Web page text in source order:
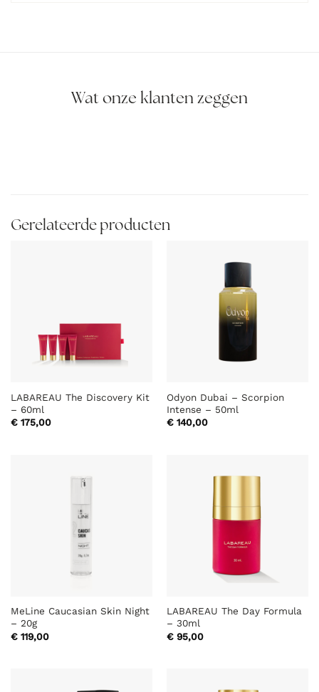
Wat onze klanten zeggen
Gerelateerde producten
LABAREAU The Discovery Kit
– 60ml
€175,00
Odyon Dubai – Scorpion
Intense – 50ml
€140,00
MeLine Caucasian Skin Night
– 20g
€119,00
LABAREAU The Day Formula
– 30ml
€95,00